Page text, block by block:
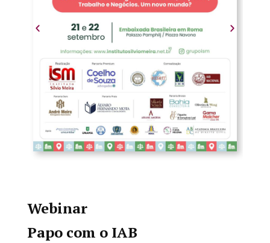
Webinar
Papo com o IAB